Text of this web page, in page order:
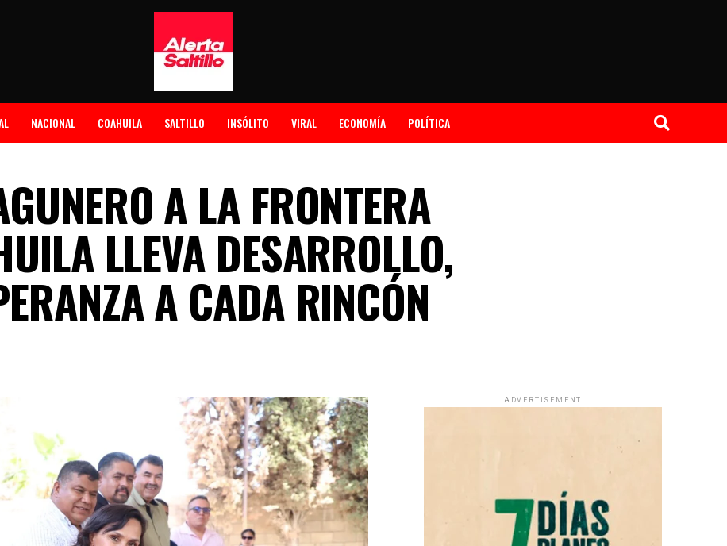
NACIONAL COAHUILA SALTILLO INSÓLITO VIRAL ECONOMÍA POLÍTICA
A LA FRONTERA
LLEVA DESARROLLO,
A CADA RINCÓN
ADVERTISEMENT